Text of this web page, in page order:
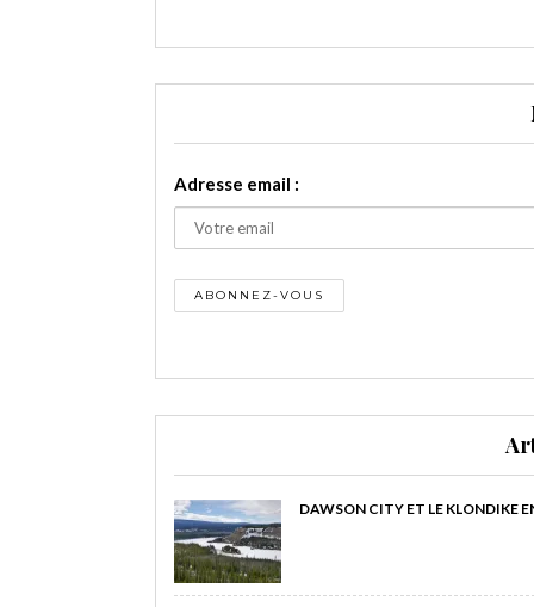
Adresse email :
DAWSON CITY ET LE KLONDIKE